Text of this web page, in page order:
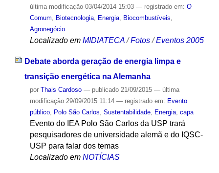
última modificação03/04/2014 15:03 — registrado em: O
Comum, Biotecnologia, Energia, Biocombustíveis,
Agronegócio
Localizado em MIDIATECA /Fotos /Eventos 2005
Debate aborda geração de energia limpa e
transição energética na Alemanha
por Thais Cardoso — publicado21/09/2015 — última
modificação29/09/2015 11:14 — registrado em: Evento
público, Polo São Carlos Sustentabilidade, Energia, capa
Evento do IEA Polo São Carlos da USP trará
pesquisadores de universidade alemã e do IQSC-
USP para falar dos temas
Localizado em NOTÍCIAS